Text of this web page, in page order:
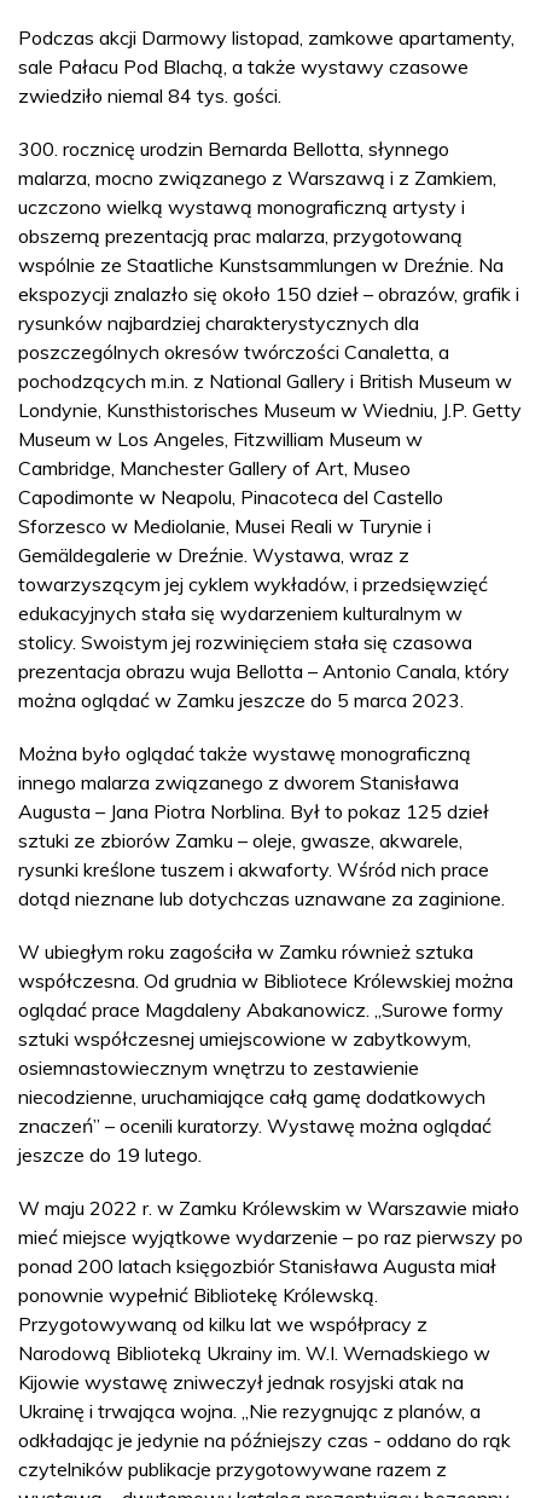
Podczas akcji Darmowy listopad, zamkowe apartamenty,
sale Pałacu Pod Blachą, a także wystawy czasowe
zwiedziło niemal 84 tys. gości.
300. rocznicę urodzin Bernarda Bellotta, słynnego
malarza, mocno związanego z Warszawą i z Zamkiem,
uczczono wielką wystawą monograficzną artysty i
obszerną prezentacją prac malarza, przygotowaną
wspólnie ze Staatliche Kunstsammlungen w Dreźnie. Na
ekspozycji znalazło się około 150 dzieł – obrazów, grafik i
rysunków najbardziej charakterystycznych dla
poszczególnych okresów twórczości Canaletta, a
pochodzących m.in. z National Gallery i British Museum w
Londynie, Kunsthistorisches Museum w Wiedniu, J.P. Getty
Museum w Los Angeles, Fitzwilliam Museum w
Cambridge, Manchester Gallery of Art, Museo
Capodimonte w Neapolu, Pinacoteca del Castello
Sforzesco w Mediolanie, Musei Reali w Turynie i
Gemäldegalerie w Dreźnie. Wystawa, wraz z
towarzyszącym jej cyklem wykładów, i przedsięwzięć
edukacyjnych stała się wydarzeniem kulturalnym w
stolicy. Swoistym jej rozwinięciem stała się czasowa
prezentacja obrazu wuja Bellotta – Antonio Canala, który
można oglądać w Zamku jeszcze do 5 marca 2023.
Można było oglądać także wystawę monograficzną
innego malarza związanego z dworem Stanisława
Augusta – Jana Piotra Norblina. Był to pokaz 125 dzieł
sztuki ze zbiorów Zamku – oleje, gwasze, akwarele,
rysunki kreślone tuszem i akwaforty. Wśród nich prace
dotąd nieznane lub dotychczas uznawane za zaginione.
W ubiegłym roku zagościła w Zamku również sztuka
współczesna. Od grudnia w Bibliotece Królewskiej można
oglądać prace Magdaleny Abakanowicz. „Surowe formy
sztuki współczesnej umiejscowione w zabytkowym,
osiemnastowiecznym wnętrzu to zestawienie
niecodzienne, uruchamiające całą gamę dodatkowych
znaczeń” – ocenili kuratorzy. Wystawę można oglądać
jeszcze do 19 lutego.
W maju 2022 r. w Zamku Królewskim w Warszawie miało
mieć miejsce wyjątkowe wydarzenie – po raz pierwszy po
ponad 200 latach księgozbiór Stanisława Augusta miał
ponownie wypełnić Bibliotekę Królewską.
Przygotowywaną od kilku lat we współpracy z
Narodową Biblioteką Ukrainy im. W.I. Wernadskiego w
Kijowie wystawę zniweczył jednak rosyjski atak na
Ukrainę i trwająca wojna. „Nie rezygnując z planów, a
odkładając je jedynie na późniejszy czas - oddano do rąk
czytelników publikacje przygotowywane razem z